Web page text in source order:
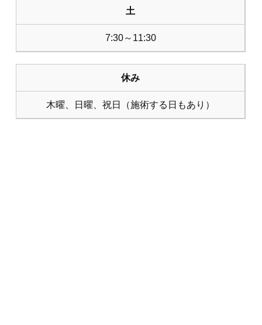
土
7:30～11:30
休み
木曜、日曜、祝日（施術する日もあり）